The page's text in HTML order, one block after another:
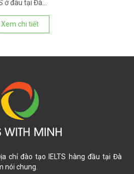
ở đâu tại Đà...
Xem chi tiết
chỉ đào tạo IELTS hàng đầu tại Đà
nói chung.